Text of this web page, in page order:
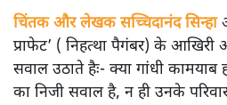
चिंतक और लेखक सच्चिदानंद सिन्हा
प्राफेट’ ( निहत्था पैगंबर) के आखिरी
सवाल उठाते हैः- क्या गांधी कामयाब
का निजी सवाल है, न ही उनके